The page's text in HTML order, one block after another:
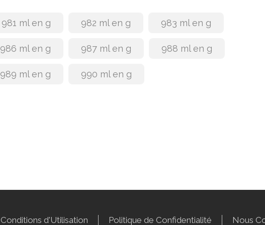
981 ml en g 982 ml en g 983 ml en g
986 ml en g 987 ml en g 988 ml en g
989 ml en g 990 ml en g
Conditions d'Utilisation Politique de Confidentialité Nous